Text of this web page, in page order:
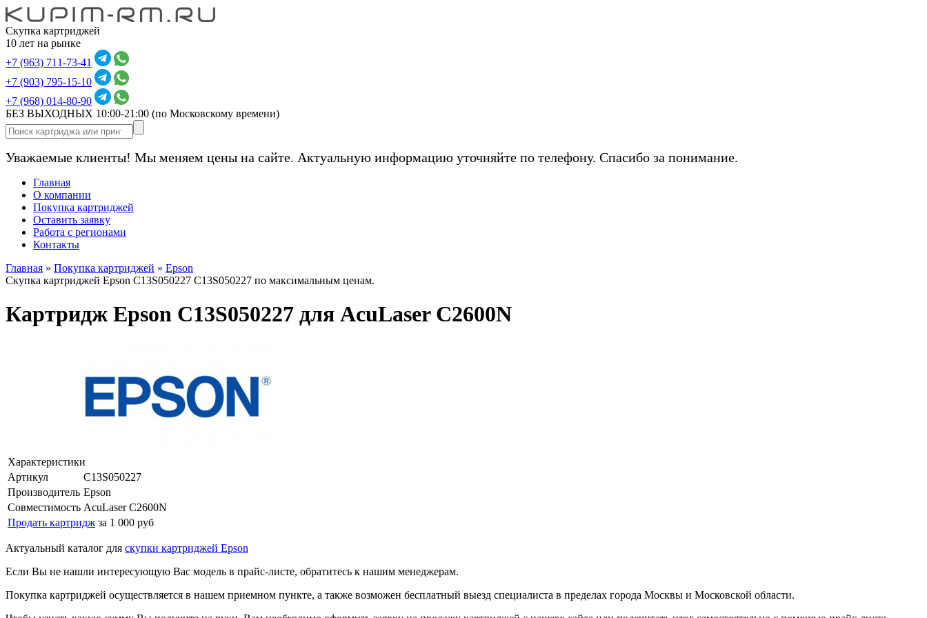
Скупка картриджей
10 лет на рынке
+7 (963) 711-73-41
+7 (903) 795-15-10
+7 (968) 014-80-90
БЕЗ ВЫХОДНЫХ 10:00-21:00 (по Московскому времени)
Уважаемые клиенты! Мы меняем цены на сайте. Актуальную информацию уточняйте по телефону. Спасибо за понимание.
Главная
О компании
Покупка картриджей
Оставить заявку
Работа с регионами
Контакты
Главная » Покупка картриджей » Epson
Скупка картриджей Epson C13S050227 C13S050227 по максимальным ценам.
Картридж Epson C13S050227 для AcuLaser C2600N
Характеристики
Артикул
C13S050227
Производитель Epson
Совместимость AcuLaser C2600N
Продать картридж за 1 000 руб
Актуальный каталог для скупки картриджей Epson
Если Вы не нашли интересующую Вас модель в прайс-листе, обратитесь к нашим менеджерам.
Покупка картриджей осуществляется в нашем приемном пункте, а также возможен бесплатный выезд специалиста в пределах города Москвы и Московской области.